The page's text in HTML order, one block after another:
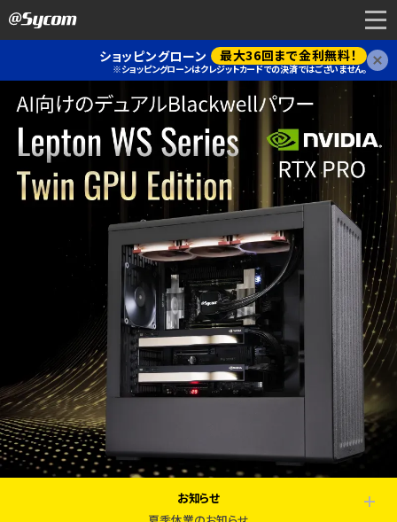
ショッピングローン 最大36回まで金利無料！
※ショッピングローンはクレジットカードでの決済ではございません。
お知らせ